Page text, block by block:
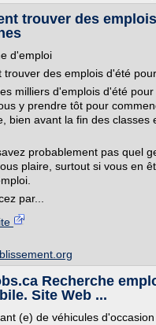
trouver des
d'emploi
trouver des emplois d'été
milliers d'emplois d'été
y prendre tôt pour
bien avant la fin des classes
probablement pas quel
plaire, surtout si vous en
par...
Recherche
Site Web ...
(e) de véhicules d'occasion